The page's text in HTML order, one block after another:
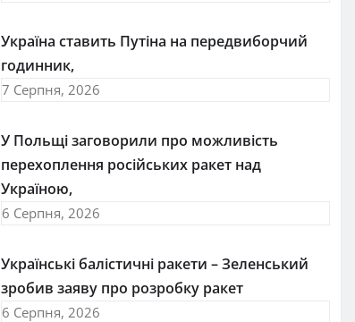
Україна ставить Путіна на передвиборчий
годинник,
7 Серпня, 2026
У Польщі заговорили про можливість
перехоплення російських ракет над
Україною,
6 Серпня, 2026
Українські балістичні ракети – Зеленський
зробив заяву про розробку ракет
6 Серпня, 2026